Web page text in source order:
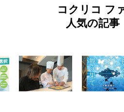
コクリコ フ
人気の記事